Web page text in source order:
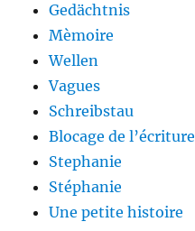
Gedächtnis
Mèmoire
Wellen
Vagues
Schreibstau
Blocage de l’écriture
Stephanie
Stéphanie
Une petite histoire